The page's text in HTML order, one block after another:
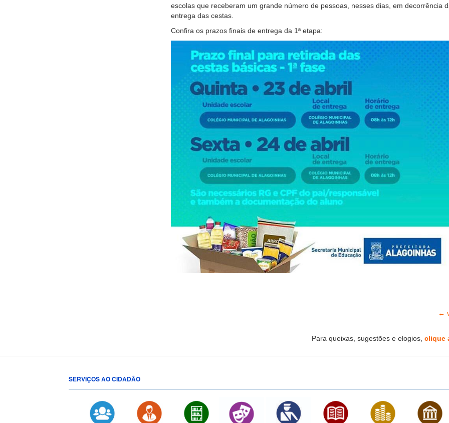
escolas que receberam um grande número de pessoas, nesses dias, em decorrência
entrega das cestas.
Confira os prazos finais de entrega da 1ª etapa:
←
Para queixas, sugestões e elogios, clique
SERVIÇOS AO CIDADÃO